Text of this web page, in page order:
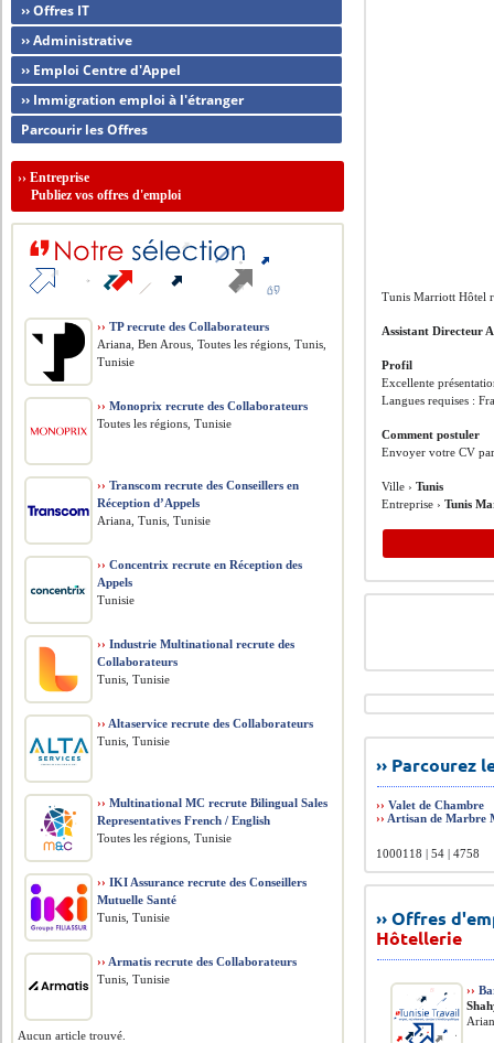
Tunis Marriott Hôtel
Assistant Directeur
Profil
Excellente
Langues requises :
Comment postuler
Envoyer votre CV
Ville ›Tunis
Entreprise ›Tunis
››
››Valet de Chambre
›› Artisan de Marbre
1000118 | 54 | 4758
›› Offres
Hôtellerie
››
›› Offres IT
›› Administrative
›› Emploi Centre d'Appel
›› Immigration emploi à l'étranger
Parcourir les Offres
››Entreprise
Publiez vos offres d'emploi
›› TP recrute des Collaborateurs
Ariana, Ben Arous, Toutes les régions, Tunis,
Tunisie
›› Monoprix recrute des Collaborateurs
Toutes les régions, Tunisie
›› Transcom recrute des Conseillers en
Réception d’Appels
Ariana, Tunis, Tunisie
›› Concentrix recrute en Réception des
Appels
Tunisie
›› Industrie Multinational recrute des
Collaborateurs
Tunis, Tunisie
›› Altaservice recrute des Collaborateurs
Tunis, Tunisie
›› Multinational MC recrute Bilingual Sales
Representatives French / English
Toutes les régions, Tunisie
›› IKI Assurance recrute des Conseillers
Mutuelle Santé
Tunis, Tunisie
›› Armatis recrute des Collaborateurs
Tunis, Tunisie
Aucun article trouvé.